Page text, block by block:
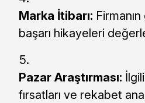
Marka İtibarı:
başarı hikayeleri
Pazar Araştırması:
fırsatları ve rekabet